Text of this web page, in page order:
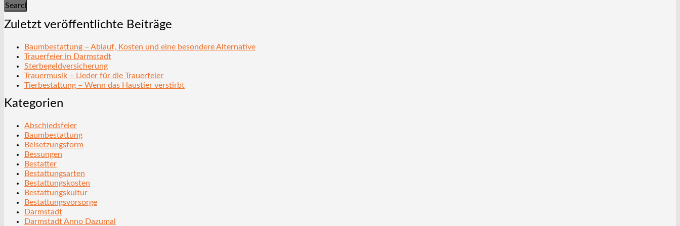
Search
Zuletzt veröffentlichte Beiträge
Baumbestattung – Ablauf, Kosten und eine besondere Alternative
Trauerfeier in Darmstadt
Sterbegeldversicherung
Trauermusik – Lieder für die Trauerfeier
Tierbestattung – Wenn das Haustier verstirbt
Kategorien
Abschiedsfeier
Baumbestattung
Beisetzungsform
Bessungen
Bestatter
Bestattungsarten
Bestattungskosten
Bestattungskultur
Bestattungsvorsorge
Darmstadt
Darmstadt Anno Dazumal